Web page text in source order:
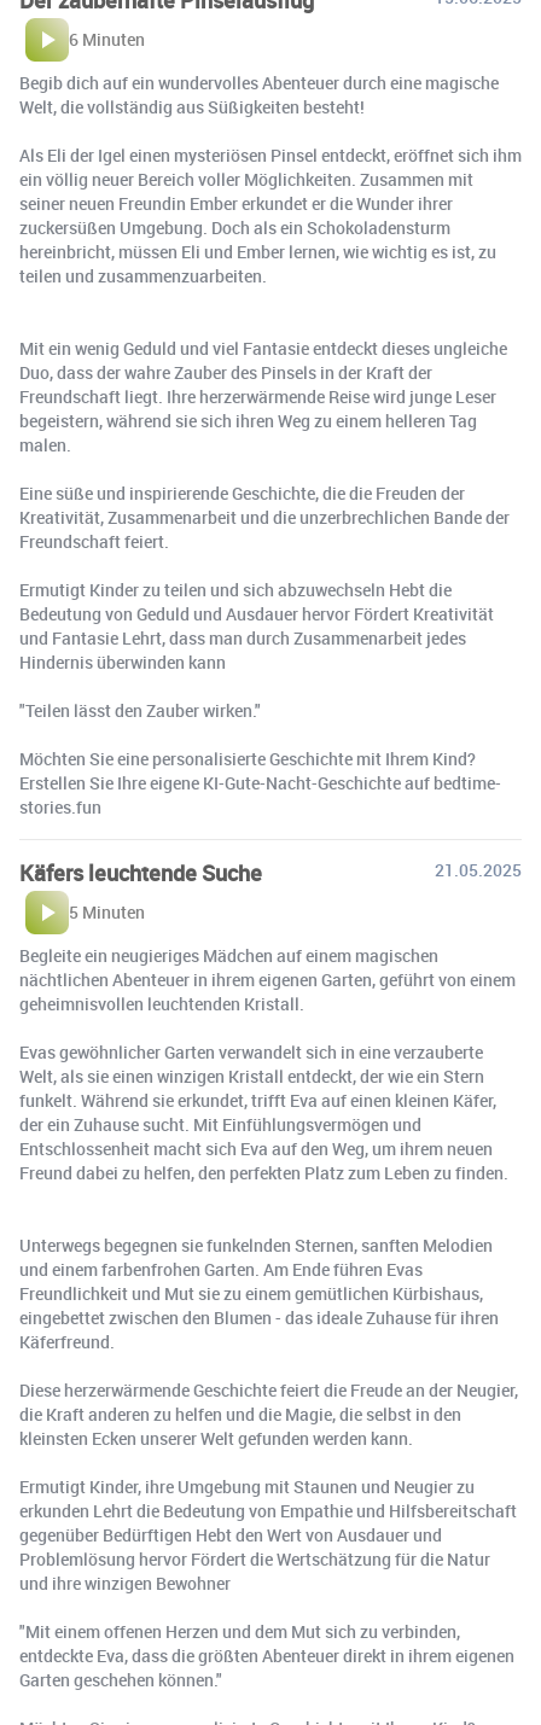
6 Minuten
Begib dich auf ein wundervolles Abenteuer durch eine magische
Welt, die vollständig aus Süßigkeiten besteht!
Als Eli der Igel einen mysteriösen Pinsel entdeckt, eröffnet sich ihm
ein völlig neuer Bereich voller Möglichkeiten. Zusammen mit
seiner neuen Freundin Ember erkundet er die Wunder ihrer
zuckersüßen Umgebung. Doch als ein Schokoladensturm
hereinbricht, müssen Eli und Ember lernen, wie wichtig es ist, zu
teilen und zusammenzuarbeiten.
Mit ein wenig Geduld und viel Fantasie entdeckt dieses ungleiche
Duo, dass der wahre Zauber des Pinsels in der Kraft der
Freundschaft liegt. Ihre herzerwärmende Reise wird junge Leser
begeistern, während sie sich ihren Weg zu einem helleren Tag
malen.
Eine süße und inspirierende Geschichte, die die Freuden der
Kreativität, Zusammenarbeit und die unzerbrechlichen Bande der
Freundschaft feiert.
Ermutigt Kinder zu teilen und sich abzuwechseln Hebt die
Bedeutung von Geduld und Ausdauer hervor Fördert Kreativität
und Fantasie Lehrt, dass man durch Zusammenarbeit jedes
Hindernis überwinden kann
"Teilen lässt den Zauber wirken."
Möchten Sie eine personalisierte Geschichte mit Ihrem Kind?
Erstellen Sie Ihre eigene KI-Gute-Nacht-Geschichte auf bedtime-
stories.fun
Käfers leuchtende Suche
21.05.2025
5 Minuten
Begleite ein neugieriges Mädchen auf einem magischen
nächtlichen Abenteuer in ihrem eigenen Garten, geführt von einem
geheimnisvollen leuchtenden Kristall.
Evas gewöhnlicher Garten verwandelt sich in eine verzauberte
Welt, als sie einen winzigen Kristall entdeckt, der wie ein Stern
funkelt. Während sie erkundet, trifft Eva auf einen kleinen Käfer,
der ein Zuhause sucht. Mit Einfühlungsvermögen und
Entschlossenheit macht sich Eva auf den Weg, um ihrem neuen
Freund dabei zu helfen, den perfekten Platz zum Leben zu finden.
Unterwegs begegnen sie funkelnden Sternen, sanften Melodien
und einem farbenfrohen Garten. Am Ende führen Evas
Freundlichkeit und Mut sie zu einem gemütlichen Kürbishaus,
eingebettet zwischen den Blumen - das ideale Zuhause für ihren
Käferfreund.
Diese herzerwärmende Geschichte feiert die Freude an der Neugier,
die Kraft anderen zu helfen und die Magie, die selbst in den
kleinsten Ecken unserer Welt gefunden werden kann.
Ermutigt Kinder, ihre Umgebung mit Staunen und Neugier zu
erkunden Lehrt die Bedeutung von Empathie und Hilfsbereitschaft
gegenüber Bedürftigen Hebt den Wert von Ausdauer und
Problemlösung hervor Fördert die Wertschätzung für die Natur
und ihre winzigen Bewohner
"Mit einem offenen Herzen und dem Mut sich zu verbinden,
entdeckte Eva, dass die größten Abenteuer direkt in ihrem eigenen
Garten geschehen können."